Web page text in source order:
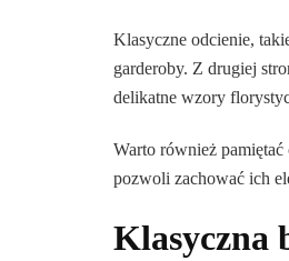
Klasyczne odcienie,
garderoby. Z drugiej
delikatne wzory
Warto również
pozwoli zachować ich
Klasyczna